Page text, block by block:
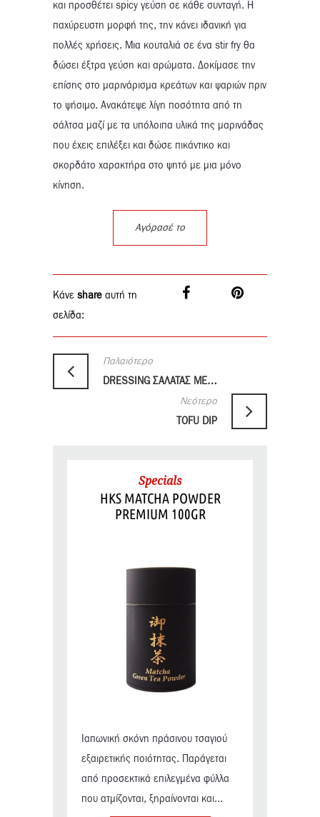
και προσθέτει spicy γεύση σε κάθε συνταγή. Η
παχύρευστη μορφή της, την κάνει ιδανική για
πολλές χρήσεις. Μια κουταλιά σε ένα stir fry θα
δώσει έξτρα γεύση και αρώματα. Δοκίμασε την
επίσης στο μαρινάρισμα κρεάτων και ψαριών πριν
το ψήσιμο. Ανακάτεψε λίγη ποσότητα από τη
σάλτσα μαζί με τα υπόλοιπα υλικά της μαρινάδας
που έχεις επιλέξει και δώσε πικάντικο και
σκορδάτο χαρακτήρα στο ψητό με μια μόνο
κίνηση.
Αγόρασέ το
Κάνε share αυτή τη
σελίδα:
Παλαιότερο
DRESSING ΣΑΛΑΤΑΣ ME ΜΗΛΟΞΙΔΟ
Νεότερο
TOFU DIP
Specials
HKS MATCHA POWDER
PREMIUM 100GR
Ιαπωνική σκόνη πράσινου τσαγιού
εξαιρετικής ποιότητας. Παράγεται
από προσεκτικά επιλεγμένα φύλλα
που ατμίζονται, ξηραίνονται και...